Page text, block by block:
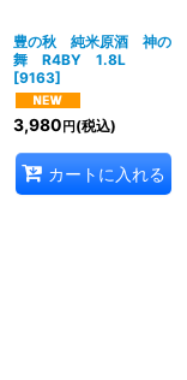
豊の秋 純米原酒 神の
舞 R4BY 1.8L
[9163]
3,980 円 (税込)
カートに入れる